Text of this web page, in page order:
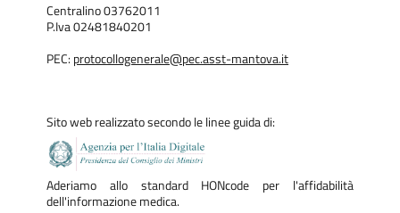
Centralino 03762011
P.Iva 02481840201
PEC: protocollogenerale@pec.asst-mantova.it
Sito web realizzato secondo le linee guida di:
Aderiamo allo standard HONcode per l'affidabilità
dell'informazione medica.